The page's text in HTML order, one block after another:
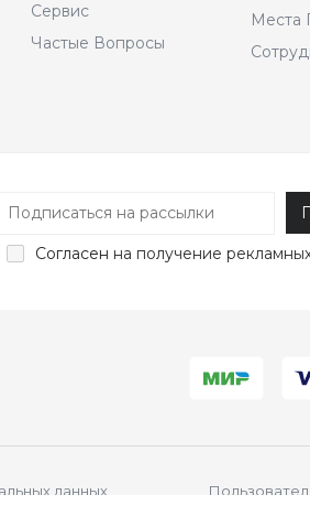
Сервис
Частые Вопросы
Места
Согласен на получение
данных